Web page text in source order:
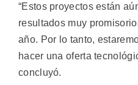
“Estos proyectos están
resultados muy
año. Por lo tanto,
hacer una oferta
concluyó.